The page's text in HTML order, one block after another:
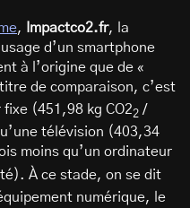
, Impactco2.fr, la
d’un smartphone
à l’origine que de «
de comparaison, c’est
(451,98 kg CO22 /
télévision (403,34
moins qu’un ordinateur
À ce stade, on se dit
numérique, le